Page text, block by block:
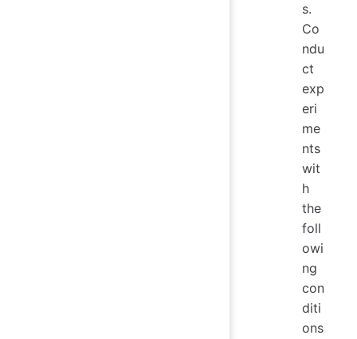
s.
Co
ndu
ct
exp
eri
me
nts
wit
h
the
foll
owi
ng
con
diti
ons